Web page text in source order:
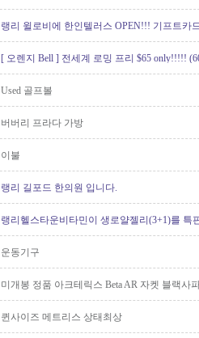
랭리 윌로비에 한인텔러스 OPEN!!! 기프트카
[ 오렌지 Bell ] 전세계 로밍 프리 $65 only!!!!!
Used 골프볼
버버리 프라다 가방
이불
랭리 길포드 한의원 입니다.
랭리헬스타운비타민이 생로얄젤리(3+1)를 특
운동기구
미개봉 정품 아크테릭스 Beta AR 자켓 블랙사
퀸사이즈 메트리스 상태최상